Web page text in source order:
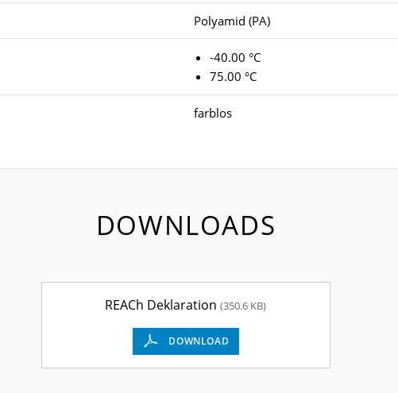
Polyamid (PA)
-40.00 °C
75.00 °C
farblos
DOWNLOADS
REACh Deklaration(350.6 KB)
DOWNLOAD